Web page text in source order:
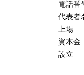
電話番
代表者
上場
資本金
設立